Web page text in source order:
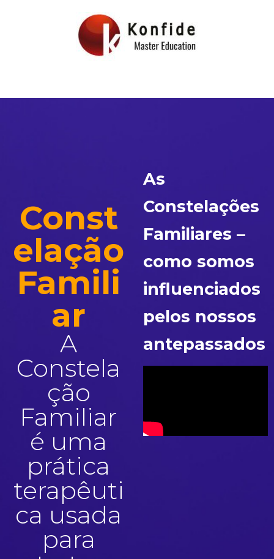
Const
elação
Famili
ar
A
Constela
ção
Familiar
é uma
prática
terapêuti
ca usada
para
As
Constelações
Familiares –
como somos
influenciados
pelos nossos
antepassados